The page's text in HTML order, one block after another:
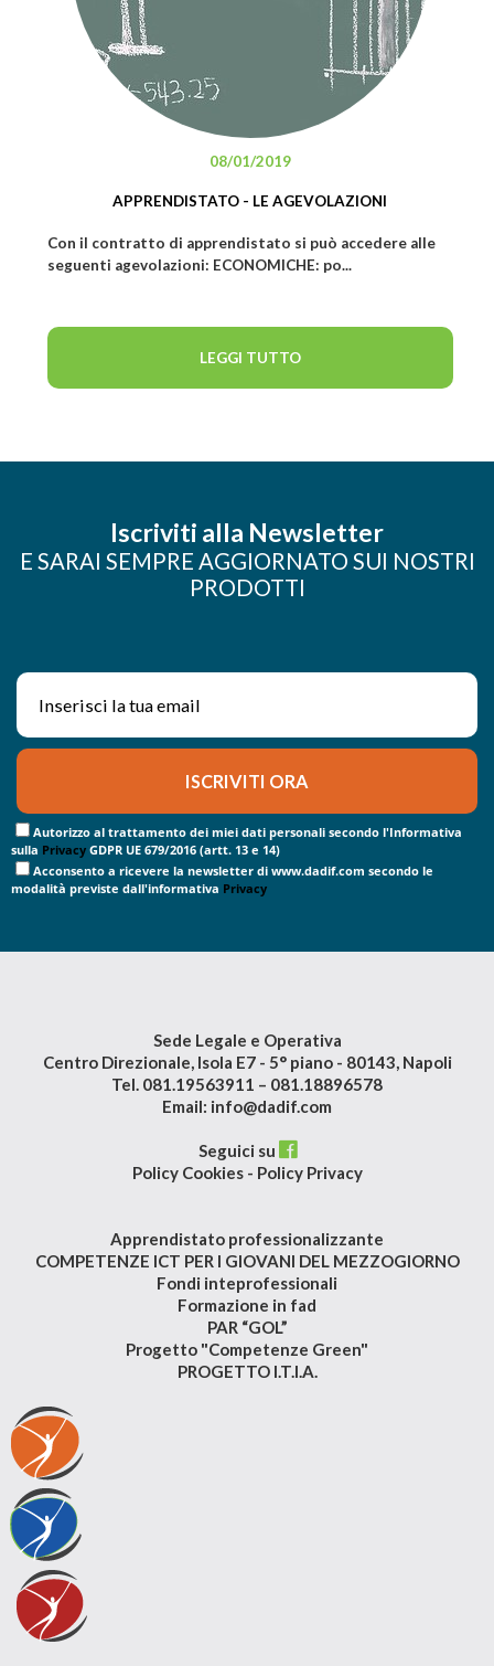
08/01/2019
APPRENDISTATO - LE AGEVOLAZIONI
Con il contratto di apprendistato si può accedere alle
seguenti agevolazioni: ECONOMICHE: po...
LEGGI TUTTO
Iscriviti alla Newsletter
E SARAI SEMPRE AGGIORNATO SUI NOSTRI
PRODOTTI
Autorizzo al trattamento dei miei dati personali secondo l'Informativa
sulla Privacy GDPR UE 679/2016 (artt. 13 e 14)
Acconsento a ricevere la newsletter di www.dadif.com secondo le
modalità previste dall'informativa Privacy
Sede Legale e Operativa
Centro Direzionale, Isola E7 - 5° piano - 80143, Napoli
Tel. 081.19563911 – 081.18896578
Email: info@dadif.com
Seguici su
Policy Cookies- Policy Privacy
Apprendistato professionalizzante
COMPETENZE ICT PER I GIOVANI DEL MEZZOGIORNO
Fondi inteprofessionali
Formazione in fad
PAR “GOL”
Progetto "Competenze Green"
PROGETTO I.T.I.A.